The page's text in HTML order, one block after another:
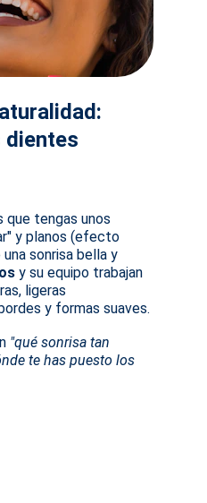
dientes
que tengas unos
y planos (efecto
sonrisa bella y
y su equipo trabajan
ligeras
y formas suaves.
"qué sonrisa tan
te has puesto los